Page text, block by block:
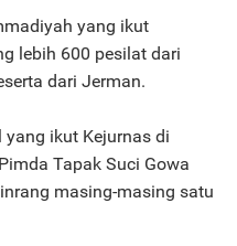
yang ikut
lebih 600 pesilat dari
dari Jerman.
ikut Kejurnas di
Tapak Suci Gowa
masing-masing satu